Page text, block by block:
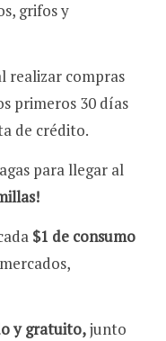
grifos y
realizar compras
primeros 30 días
de crédito.
para llegar al
$1 de consumo
y gratuito,junto